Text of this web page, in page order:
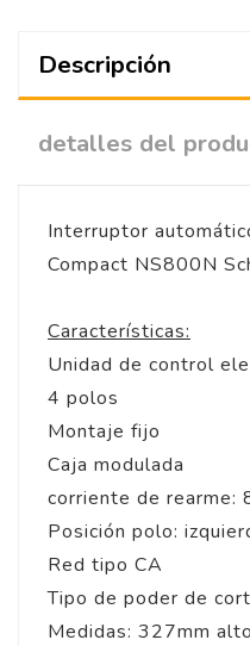
Descripción
detalles del
Interruptor
Compact NS800N
Características:
Unidad de control
4 polos
Montaje fijo
Caja modulada
corriente de rearme:
Posición polo:
Red tipo CA
Tipo de poder de
Medidas: 327mm